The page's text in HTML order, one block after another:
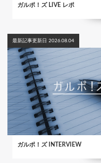
ガルポ！ズ LIVE レポ
最新記事更新日 2026.08.04
ガルポ！ズ INTERVIEW